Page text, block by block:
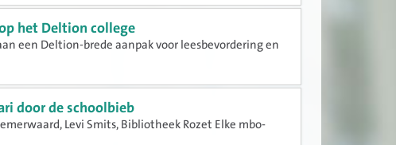
het Deltion college
een Deltion-brede aanpak voor leesbevordering en
door de schoolbieb
Levi Smits, Bibliotheek Rozet Elke mbo-